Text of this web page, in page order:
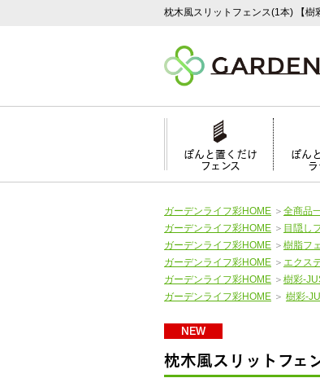
枕木風スリットフェンス(1本) 【樹
ぽんと置くだけ
フェンス
ぽん
ラ
ガーデンライフ彩HOME ＞ 全商品
ガーデンライフ彩HOME ＞ 目隠し
ガーデンライフ彩HOME ＞ 樹脂フ
ガーデンライフ彩HOME ＞ エクス
ガーデンライフ彩HOME ＞ 樹彩-
ガーデンライフ彩HOME ＞ 樹彩-
NEW
枕木風スリットフェ